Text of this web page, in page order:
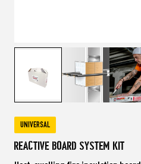
UNIVERSAL
Reactive Board System Kit